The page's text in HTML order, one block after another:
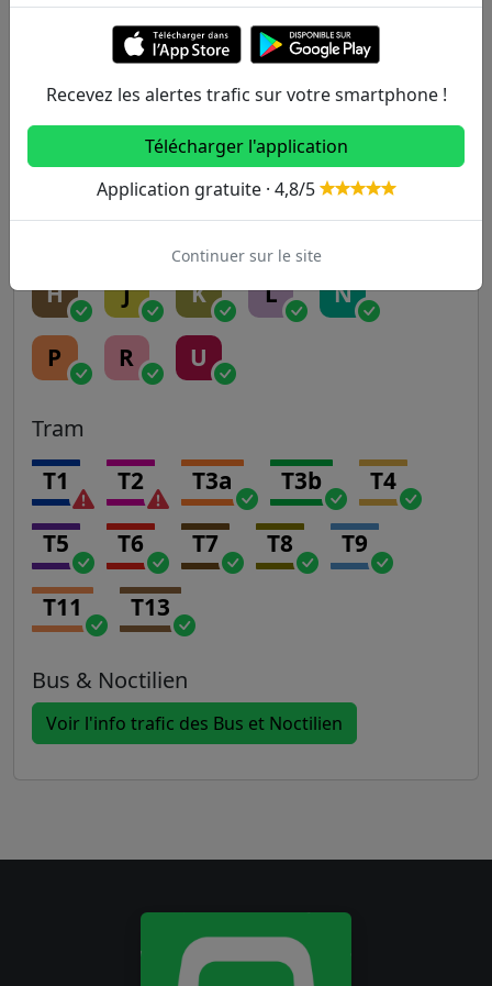
A B C D E
H J K L N
P R U
Tram
T1 T2 T3a T3b T4
T5 T6 T7 T8 T9
T11 T13
Bus & Noctilien
Voir l'info trafic des Bus et Noctilien
Recevez les alertes trafic sur votre smartphone !
Télécharger l'application
Application gratuite · 4,8/5
Continuer sur le site